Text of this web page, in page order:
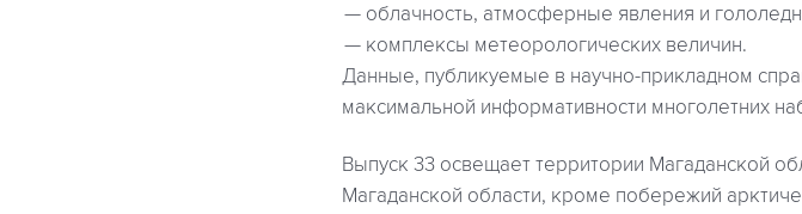
облачность, атмосферные явления и
комплексы метеорологических величин.
Данные, публикуемые в научно-прикладном
максимальной информативности многолетних
Выпуск 33 освещает территории Магаданской
Магаданской области, кроме побережий